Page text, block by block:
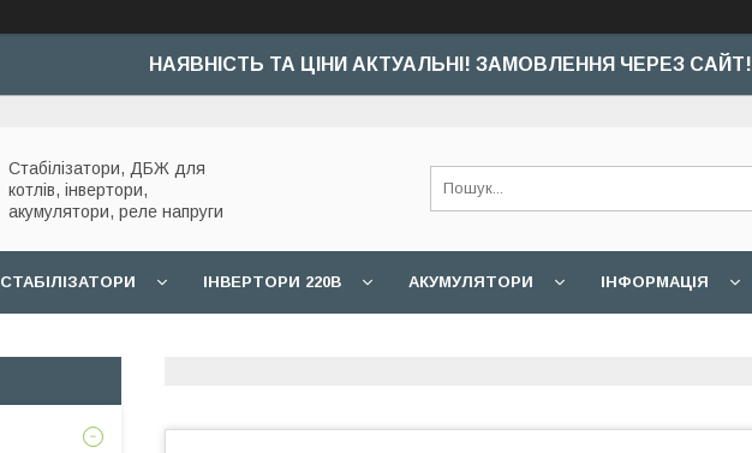
НАЯВНІСТЬ ТА ЦІНИ АКТУАЛЬНІ! ЗАМОВЛЕННЯ ЧЕРЕЗ САЙТ!
Стабілізатори, ДБЖ для
котлів, інвертори,
акумулятори, реле напруги
СТАБІЛІЗАТОРИ ІНВЕРТОРИ 220В АКУМУЛЯТОРИ ІНФОРМАЦІЯ